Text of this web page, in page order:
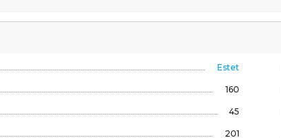
Estet
160
45
201